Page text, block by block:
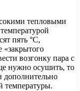
тепловыми
пять °C,
возгонку пара с
нужно осушить, то
дополнительно
температуры.